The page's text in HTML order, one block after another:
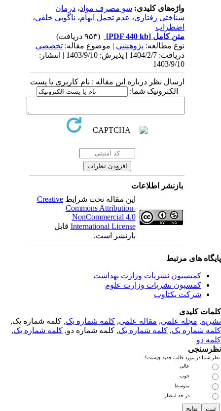
واژه‌های کلیدی:سو مصرف مواد ،درمان
شناختی رفتاری،عدم تحمل ابهام،ناگویی خلقی،
اضطراب
متن کامل[PDF 440 kb]
نوع مطالعه:پژوهشي| موضوع مقاله:تخصصي
دریافت: 1404/2/7 | پذیرش: 1403/9/10 | انتشار:
1403/9/10
ارسال نظر درباره این مقاله : نام کاربری یا پست
الکترونیک شما:
بازنشر اطلاعات
این مقاله تحت شرایطCreative
Commons Attribution-
NonCommercial 4.0
International Licenseقابل
بازنشر است.
های مرتبط
کمیسیون نشریات وزارت بهداشت
کمسیون نشریات وزارت علوم
شرکت یکتاوب
کلیدی
,مجله علمی, مقاله علمی, کلمه شماره یک, کلمه شماره یک,
شماره یک,کلمه شماره یک, کلمه شماره دو,کلمه شماره یک,
دو
شما در مورد قالب جدید چیست؟
عالی
خوب
متوسط
در حد انتظار